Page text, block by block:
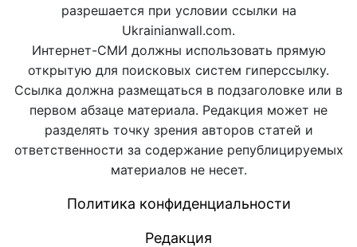
разрешается при условии ссылки на
Ukrainianwall.com.
Интернет-СМИ должны использовать прямую
открытую для поисковых систем гиперссылку.
Ссылка должна размещаться в подзаголовке или в
первом абзаце материала. Редакция может не
разделять точку зрения авторов статей и
ответственности за содержание републицируемых
материалов не несет.
Политика конфиденциальности
Редакция